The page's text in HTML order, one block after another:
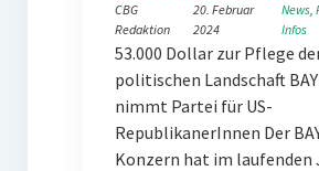
CBG
Redaktion
20. Februar
2024
News,
Infos
53.000 Dollar zur Pflege
politischen Landschaft
nimmt Partei für US-
RepublikanerInnen Der
Konzern hat im laufenden